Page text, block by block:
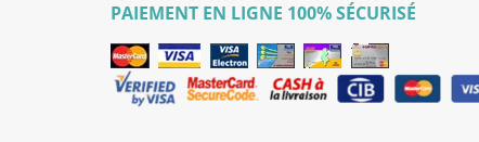
PAIEMENT EN LIGNE 100% SÉCURISÉ